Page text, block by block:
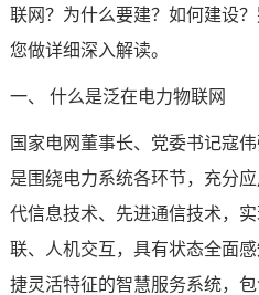
联网？为什么要建？如何建设
您做详细深入解读。
一、 什么是泛在电力物联网
国家电网董事长、党委书记寇
是围绕电力系统各环节，充分
代信息技术、先进通信技术，
联、
人机交互，具有状态全面
捷灵活特征的智慧服务系统，